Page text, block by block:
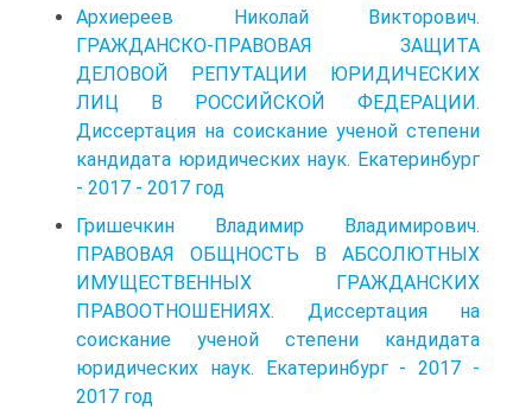
Архиереев Николай Викторович.
ГРАЖДАНСКО-ПРАВОВАЯ ЗАЩИТА
ДЕЛОВОЙ РЕПУТАЦИИ ЮРИДИЧЕСКИХ
ЛИЦ В РОССИЙСКОЙ ФЕДЕРАЦИИ.
Диссертация на соискание ученой степени
кандидата юридических наук. Екатеринбург
- 2017 - 2017 год
Гришечкин Владимир Владимирович.
ПРАВОВАЯ ОБЩНОСТЬ В АБСОЛЮТНЫХ
ИМУЩЕСТВЕННЫХ ГРАЖДАНСКИХ
ПРАВООТНОШЕНИЯХ. Диссертация на
соискание ученой степени кандидата
юридических наук. Екатеринбург - 2017 -
2017 год